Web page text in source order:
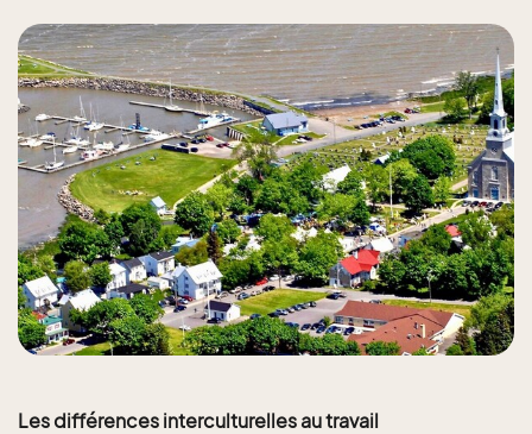
Les différences interculturelles au travail